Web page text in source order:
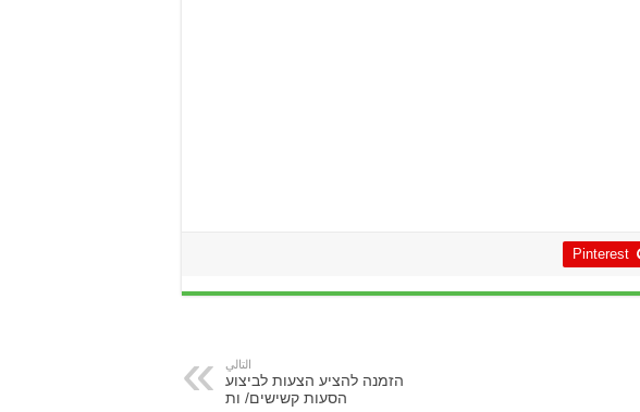
Pinterest
التالي
הזמנה להציע הצעות לביצוע
הסעות קשישים/ ות